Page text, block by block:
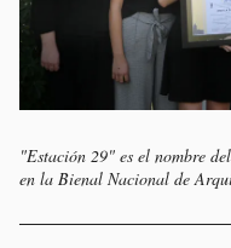
"Estación 29" es el nombre
en la Bienal Nacional de